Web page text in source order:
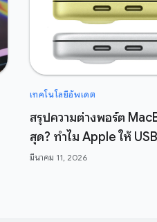
เทคโนโลยีอัพเดต
สรุปความต่างพอร์ต
สุด? ทำไม Apple ให้
มีนาคม 11, 2026